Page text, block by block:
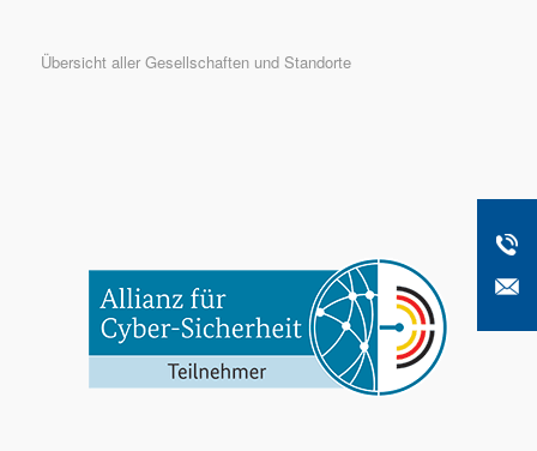
Übersicht aller Gesellschaften und Standorte